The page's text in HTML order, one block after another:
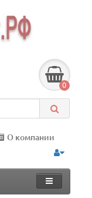
0
О компании